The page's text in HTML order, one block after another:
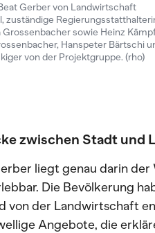
Gerber von Landwirtschaft
zuständige
Grossenbacher sowie Heinz
Hanspeter Bärtschi
von der Projektgruppe. (rho)
zwischen Stadt und
liegt genau darin
Die Bevölkerung
von der Landwirtschaft
Angebote, die